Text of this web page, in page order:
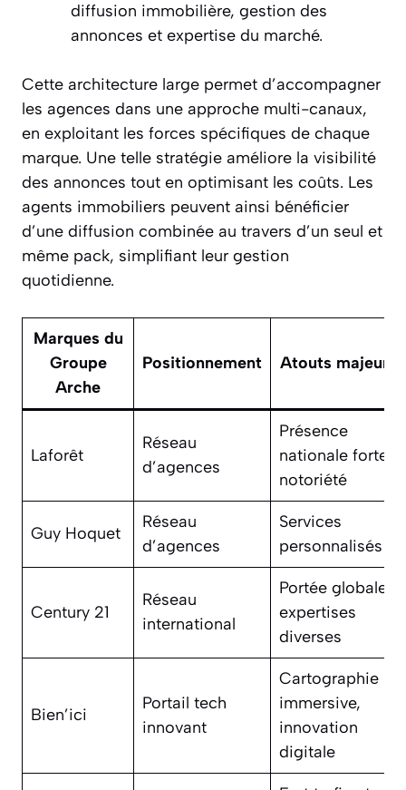
diffusion immobilière, gestion des
annonces et expertise du marché.
Cette architecture large permet d’accompagner
les agences dans une approche multi-canaux,
en exploitant les forces spécifiques de chaque
marque. Une telle stratégie améliore la visibilité
des annonces tout en optimisant les coûts. Les
agents immobiliers peuvent ainsi bénéficier
d’une diffusion combinée au travers d’un seul et
même pack, simplifiant leur gestion
quotidienne.
Marques du
Groupe
Arche
Positionnement Atouts majeurs
Laforêt
Réseau
d’agences
Présence
nationale forte,
notoriété
Guy Hoquet
Réseau
d’agences
Services
personnalisés
Century 21
Réseau
international
Portée globale,
expertises
diverses
Bien’ici
Portail tech
innovant
Cartographie
immersive,
innovation
digitale